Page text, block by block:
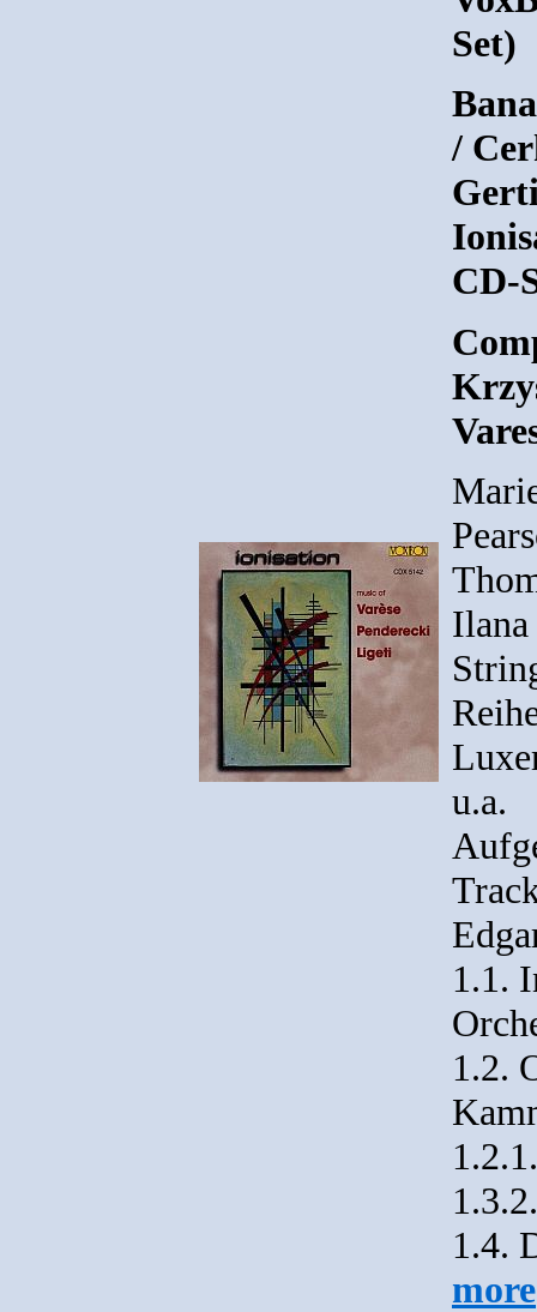
Set)
/
CD-
u.a.
1.1.
1.2.
1.4.
more